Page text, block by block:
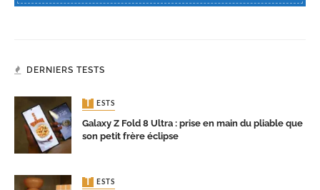
DERNIERS TESTS
TESTS
Galaxy Z Fold 8 Ultra : prise en main du pliable que
son petit frère éclipse
TESTS